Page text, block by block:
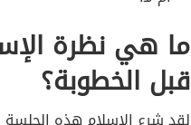
ما هي نظرة
قبل الخطوبة؟